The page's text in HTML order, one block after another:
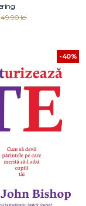
49.90 lei
-40%